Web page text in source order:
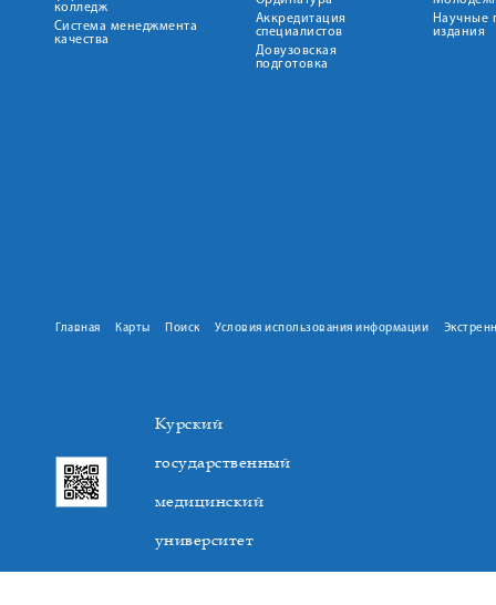
колледж
Система менеджмента
качества
Аккредитация
специалистов
Довузовская
подготовка
Научные
издания
Главная Карты Поиск Условия использования информации
Курский
государственный
медицинский
университет